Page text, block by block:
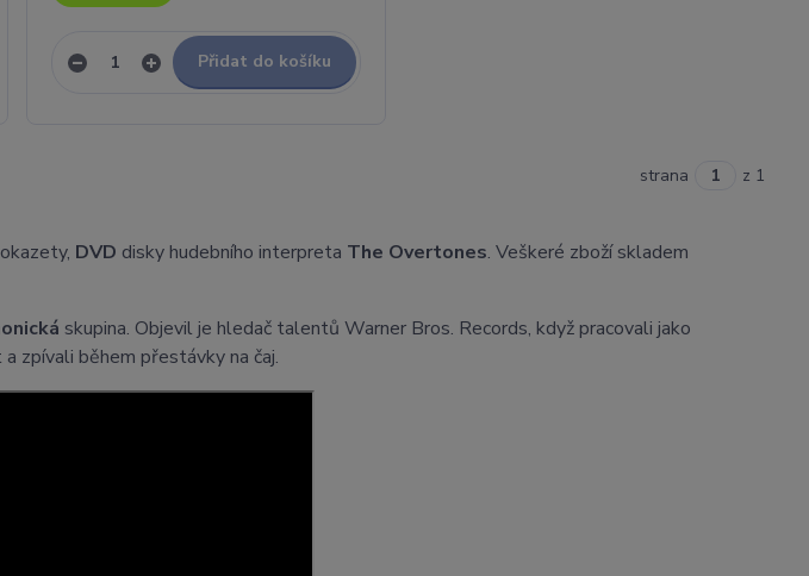
Přidat do košíku
strana z 1
DVD disky hudebního interpreta The Overtones. Veškeré zboží skladem
skupina. Objevil je hledač talentů Warner Bros. Records, když pracovali jako
zpívali během přestávky na čaj.